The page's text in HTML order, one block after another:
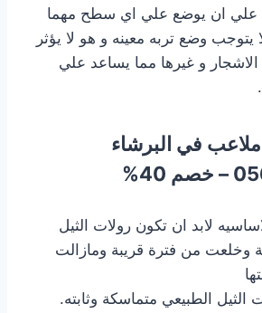
علي ان يوضع علي اي سطح مهما
يتوجب وضع تربه معينه و هو لا يؤثر
الاشجار و غيرها مما يساعد علي
في البرشاء
لابد ان تكون رولات الثيل
وخلعت من فترة قريبة ومازالت
الثيل الطبيعي متماسكة وثابته.